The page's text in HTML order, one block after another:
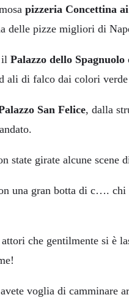
pizzeria Concettina
delle pizze migliori di
il Palazzo dello Spagnuolo
ali di falco dai colori
San Felice, dalla
state girate alcune scene
una gran botta di c…. chi
che gentilmente si è
voglia di camminare